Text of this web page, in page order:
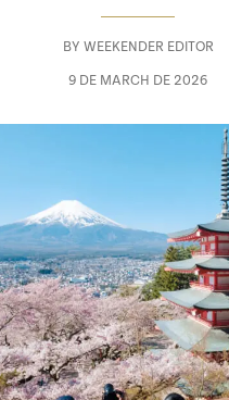
BY WEEKENDER EDITOR
9 DE MARCH DE 2026